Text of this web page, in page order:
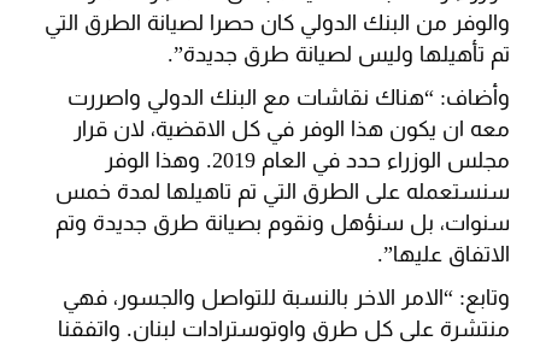
والوفر من البنك الدولي كان حصرا لصيانة الطرق التي
تم تأهيلها وليس لصيانة طرق جديدة”.
وأضاف: “هناك نقاشات مع البنك الدولي واصررت
معه ان يكون هذا الوفر في كل الاقضية، لان قرار
مجلس الوزراء حدد في العام 2019. وهذا الوفر
سنستعمله على الطرق التي تم تاهيلها لمدة خمس
سنوات، بل سنؤهل ونقوم بصيانة طرق جديدة وتم
الاتفاق عليها”.
وتابع: “الامر الاخر بالنسبة للتواصل والجسور، فهي
منتشرة على كل طرق واوتوسترادات لبنان. واتفقنا